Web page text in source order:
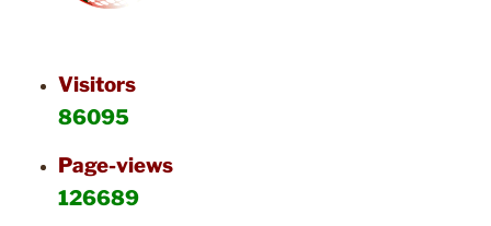
Visitors
86095
Page-views
126689